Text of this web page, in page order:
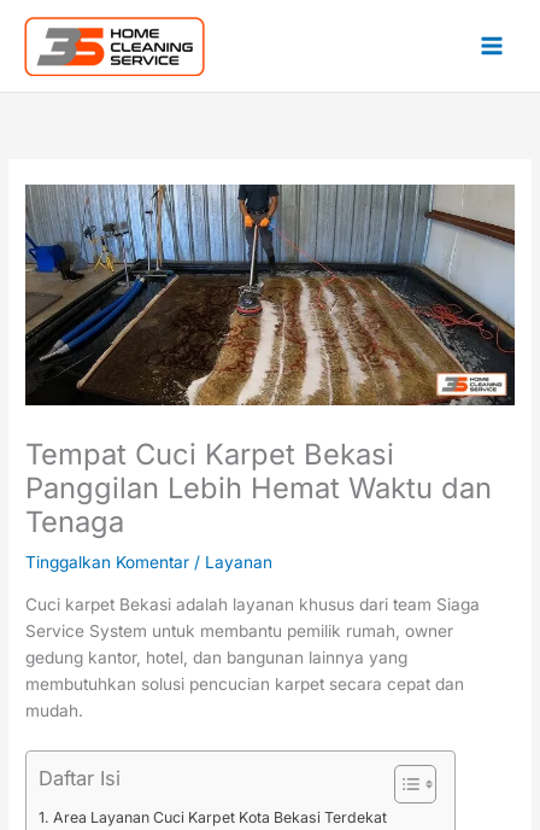
konten
Tempat Cuci Karpet Bekasi
Panggilan Lebih Hemat Waktu dan
Tenaga
Tinggalkan Komentar / Layanan
Cuci karpet Bekasi adalah layanan khusus dari team Siaga
Service System untuk membantu pemilik rumah, owner
gedung kantor, hotel, dan bangunan lainnya yang
membutuhkan solusi pencucian karpet secara cepat dan
mudah.
Daftar Isi
Area Layanan Cuci Karpet Kota Bekasi Terdekat